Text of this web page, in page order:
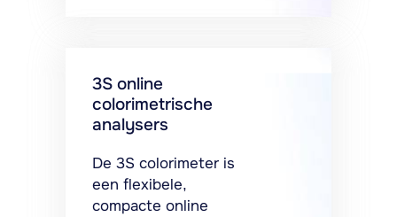
3S online
colorimetrische
analysers
De 3S colorimeter is
een flexibele,
compacte online